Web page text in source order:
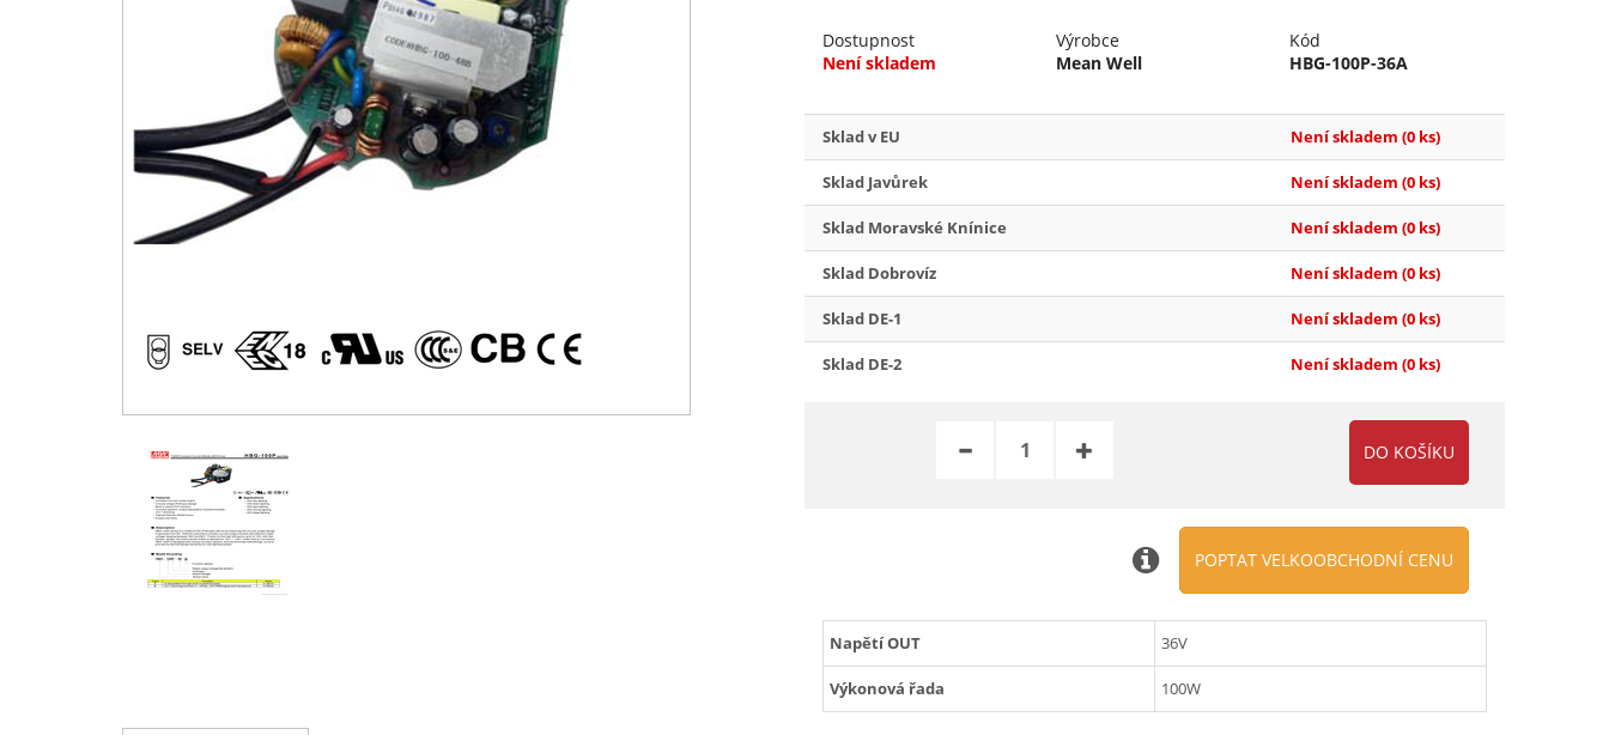
Dostupnost
Není skladem
Výrobce
Mean Well
Kód
HBG-100P-36A
Sklad v EU Není skladem (0 ks)
Sklad Javůrek Není skladem (0 ks)
Sklad Moravské Knínice Není skladem (0 ks)
Sklad Dobrovíz Není skladem (0 ks)
Sklad DE-1 Není skladem (0 ks)
Sklad DE-2 Není skladem (0 ks)
POPTAT VELKOOBCHODNÍ CENU
Napětí OUT 36V
Výkonová řada 100W